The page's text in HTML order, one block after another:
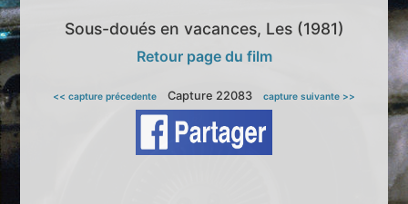
Sous-doués en vacances, Les (1981)
Retour page du film
<< capture précedente Capture 22083 capture suivante >>